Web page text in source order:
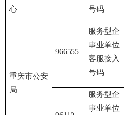
心
号码
重庆市公安
局
966555
服务型企
事业单位
客服接入
号码
服务型企
事业单位